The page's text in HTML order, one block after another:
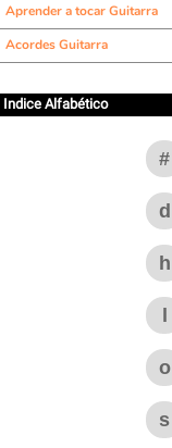
Aprender a tocar Guitarra
Acordes Guitarra
Indice Alfabético
#
d
h
o
s